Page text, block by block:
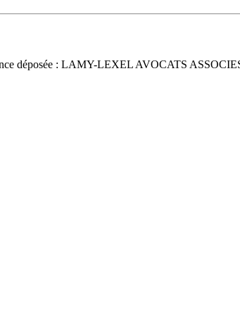
déposée : LAMY-LEXEL AVOCATS